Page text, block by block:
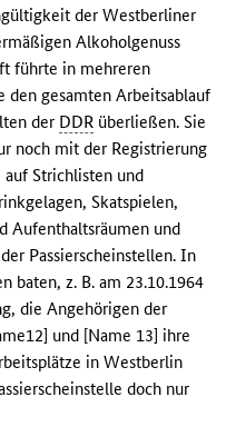
der Westberliner
Alkoholgenuss
führte in mehreren
den gesamten Arbeitsablauf
der DDR überließen. Sie
noch mit der Registrierung
auf Strichlisten und
Skatspielen,
Aufenthaltsräumen und
Passierscheinstellen. In
baten, z. B. am 23.10.1964
die Angehörigen der
und [Name 13] ihre
in Westberlin
doch nur